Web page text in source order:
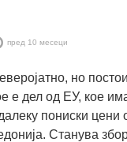
пред 10 месеци
но
е дел од ЕУ, кое
пониски цени
Станува